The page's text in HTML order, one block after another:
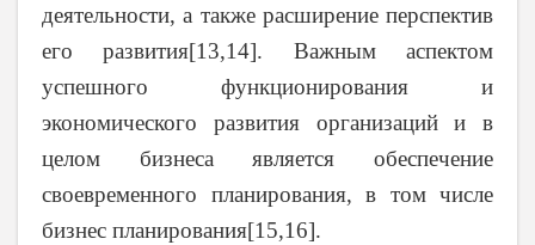
деятельности, а также расширение перспектив
его развития[13,14]. Важным аспектом
успешного функционирования и
экономического развития организаций и в
целом бизнеса является обеспечение
своевременного планирования, в том числе
бизнес планирования[15,16].